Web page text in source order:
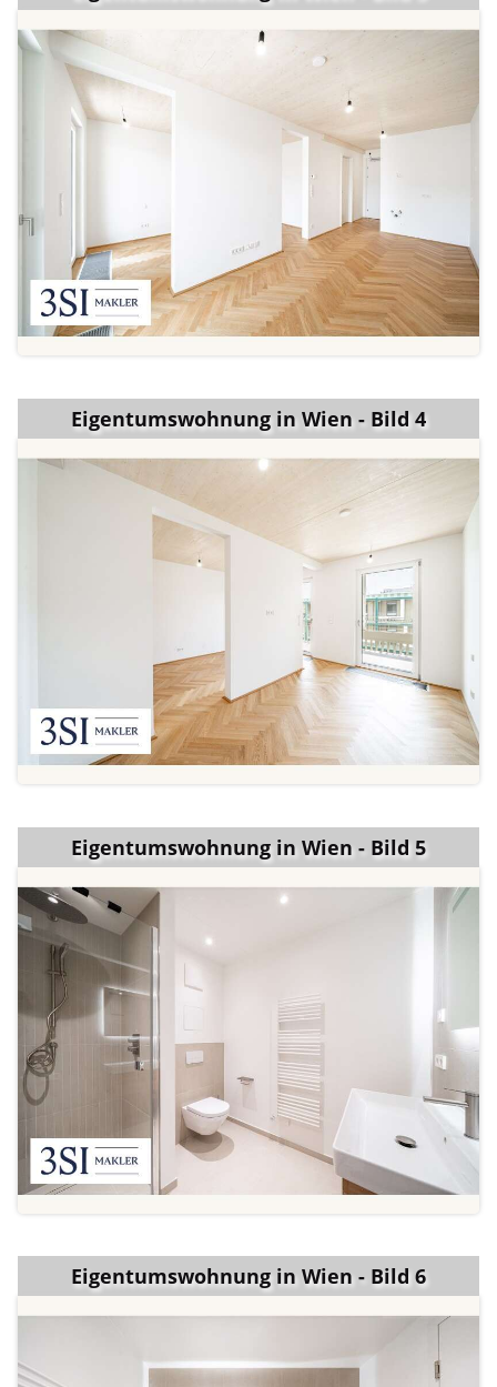
Eigentumswohnung in Wien - Bild 4
Eigentumswohnung in Wien - Bild 5
Eigentumswohnung in Wien - Bild 6